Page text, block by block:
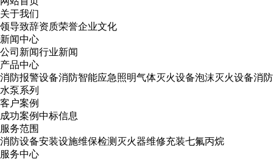
关于我们
领导致辞资质荣誉企业文化
新闻中心
公司新闻行业新闻
产品中心
消防报警设备消防智能应急照明气体灭火设备泡沫灭火设备消防
水泵系列
客户案例
成功案例中标信息
服务范围
消防设备安装设施维保检测 灭火器维修充装七氟丙烷
服务中心